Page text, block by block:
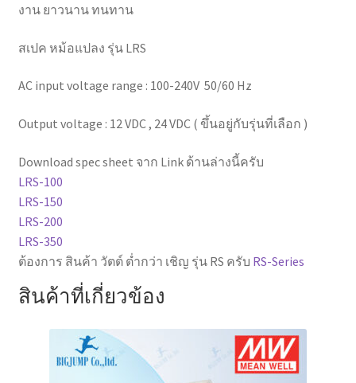
งาน ยาวนาน ทนทาน
สเปค หม้อแปลง รุ่น LRS
AC input voltage range : 100-240V 50/60 Hz
Output voltage : 12 VDC , 24 VDC ( ขึ้นอยู่กับรุ่นที่เลือก )
Download spec sheet จาก Link ด้านล่างนี้ครับ
LRS-100
LRS-150
LRS-200
LRS-350
ต้องการ สินค้า วัตต์ ต่ำกว่า เชิญ รุ่น RS ครับ RS-Series
สินค้าที่เกี่ยวข้อง